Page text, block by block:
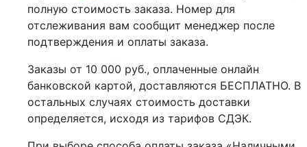
полную стоимость заказа. Номер для
отслеживания вам сообщит менеджер после
подтверждения и оплаты заказа.
Заказы от 10 000 руб., оплаченные онлайн
банковской картой, доставляются БЕСПЛАТНО. В
остальных случаях стоимость доставки
определяется, исходя из тарифов СДЭК.